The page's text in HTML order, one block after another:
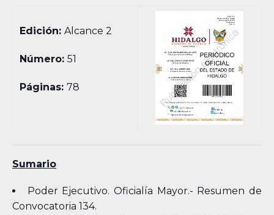
Edición:Alcance 2
Número:51
Páginas:78
Sumario
Poder Ejecutivo. Oficialía Mayor.- Resumen de
Convocatoria 134.